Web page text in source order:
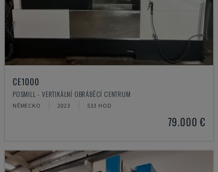
CE1000
POSMILL - VERTIKÁLNÍ OBRÁBĚCÍ CENTRUM
NĚMECKO 2023 533 HOD
79.000 €